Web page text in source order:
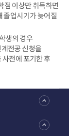
점 이상만 취득하면
졸업시기가 늦어질
생의 경우
전공 신청을
전에 포기한 후